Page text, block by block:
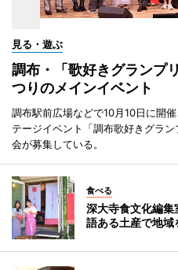
見る・遊ぶ
調布・「歌好きグラン
つりのメインイベント
調布駅前広場などで10月10日に開
テージイベント「調布歌好きグラ
会が募集している。
食べる
深大寺食文化編
語ある土産で地域